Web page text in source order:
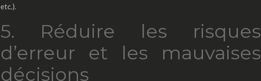
etc.).
5. Réduire les risques
d’erreur et les mauvaises
décisions